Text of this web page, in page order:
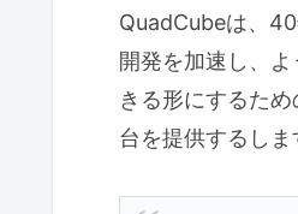
QuadCubeは、
開発を加速し、
きる形にするた
台を提供するしま